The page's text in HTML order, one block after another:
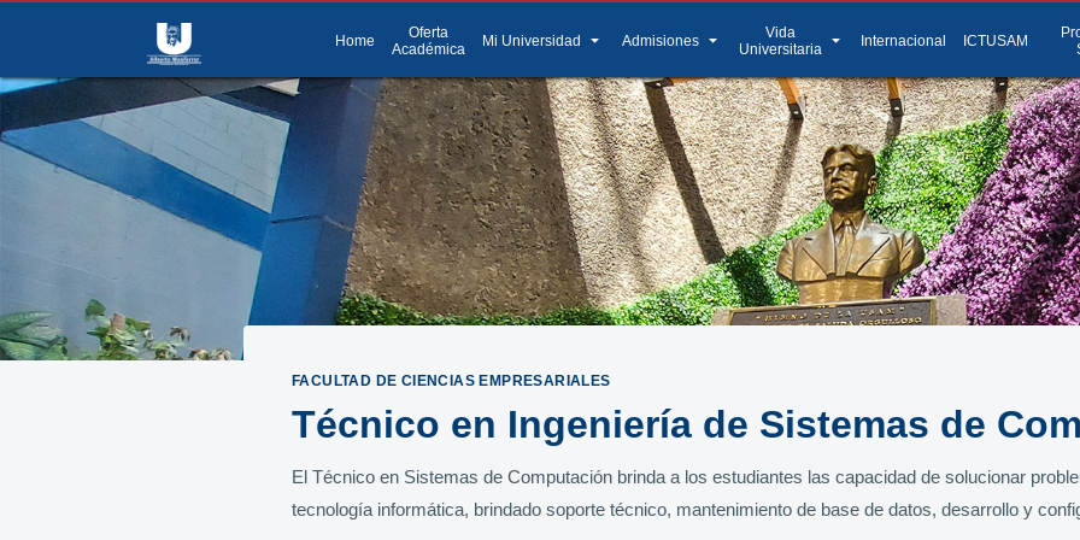
Home
Oferta
Académica
Mi Universidad arrow_drop_down Admisiones arrow_drop_down
Vida
Universitaria
arrow_drop_down Internacional ICTUSAM
FACULTAD DE CIENCIAS EMPRESARIALES
Técnico en Ingeniería de Sistemas de
El Técnico en Sistemas de Computación brinda a los estudiantes las capacidad de solucionar
tecnología informática, brindado soporte técnico, mantenimiento de base de datos, desarrollo y